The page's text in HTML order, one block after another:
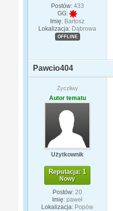
Postów: 433
GG:
Imię: Bartosz
Lokalizacja: Dąbrowa
OFFLINE
Pawcio404
Życzliwy
Autor tematu
Użytkownik
Reputacja: 1
Nowy
Postów: 20
Imię: paweł
Lokalizacja: Popów